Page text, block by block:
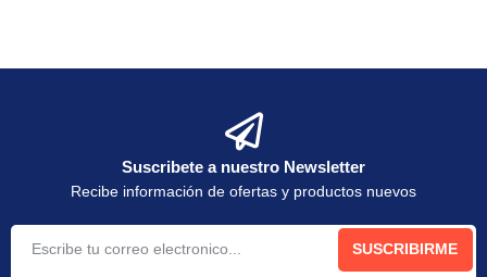
Suscribete a nuestro Newsletter
Recibe información de ofertas y productos nuevos
SUSCRIBIRME